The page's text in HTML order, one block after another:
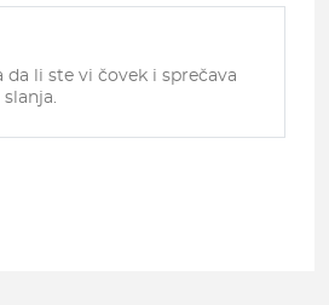
li ste vi čovek i sprečava